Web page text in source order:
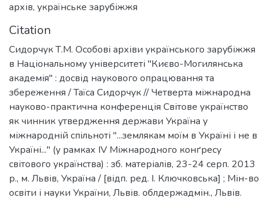
архів, українське зарубіжжя
Citation
Сидорчук Т.М. Особові архіви українського зарубіжжя
в Національному університеті "Києво-Могилянська
академія" : досвід наукового опрацювання та
збереження / Таїса Сидорчук // Четверта міжнародна
науково-практична конференція Світове українство
як чинник утвердження держави Україна у
міжнародній спільноті "...землякам моїм в Україні і не в
Україні..." (у рамках IV Міжнародного конґресу
світового українства) : зб. матеріалів, 23-24 серп. 2013
р., м. Львів, Україна / [відп. ред. І. Ключковська] ; Мін-во
освіти і науки України, Львів. облдержадмін., Львів.